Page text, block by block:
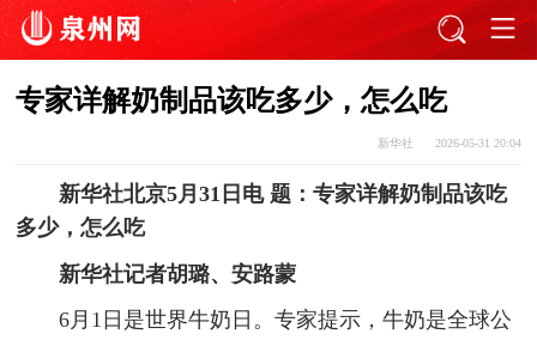
专家详解奶制品该吃多少，怎么吃
新华社 2026-05-31 20:04
新华社北京5月31日电 题：专家详解奶制品该吃
多少，怎么吃
新华社记者胡璐、安路蒙
6月1日是世界牛奶日。专家提示，牛奶是全球公